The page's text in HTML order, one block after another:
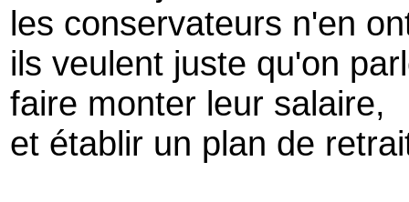
les conservateurs n'en
ils veulent juste qu'on
faire monter leur salaire,
et établir un plan de